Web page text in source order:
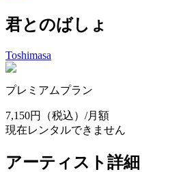
君とのばしょ
Toshimasa
プレミアムプラン
7,150円
（税込）/月額
現在レンタルできません
アーティスト詳細